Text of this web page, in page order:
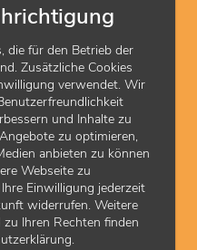
die für den Betrieb der
Zusätzliche Cookies
verwendet. Wir
und Inhalte zu
zu optimieren,
anbieten zu können
Webseite zu
Einwilligung jederzeit
widerrufen. Weitere
Ihren Rechten finden
bei pAVK einen Benefit
ohne klinische Outcomes
lösen generalisierten
unter 120 mmHg nur bei
ApoE-Test vor
Vorsorge-Koloskopie
Frequenz, Carbidopa kann
und VTE-Risiko